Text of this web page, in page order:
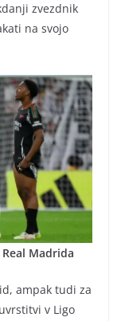
zvezdnik
na svojo
Madrida
ampak tudi za
v Ligo